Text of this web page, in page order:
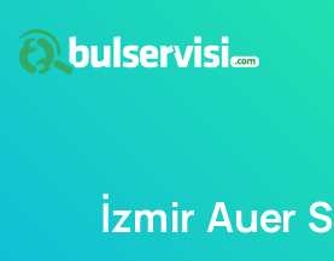
İzmir Auer